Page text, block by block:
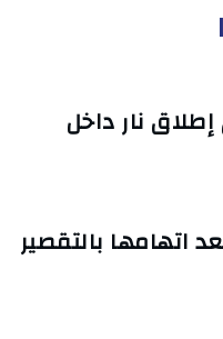
نار داخل
اتهامها بالتقصير